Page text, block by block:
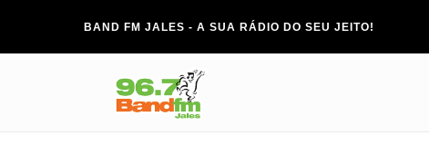
BAND FM JALES - A SUA RÁDIO DO SEU JEITO!